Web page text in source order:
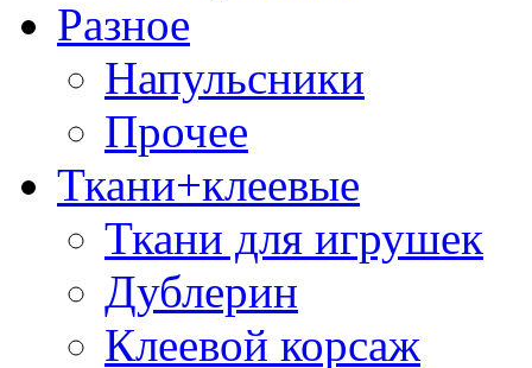
Разное
Напульсники
Прочее
Ткани+клеевые
Ткани для игрушек
Дублерин
Клеевой корсаж